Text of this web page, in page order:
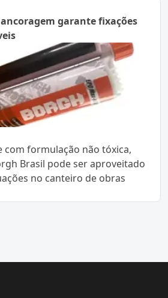
garante fixações
com formulação não tóxica,
Brasil pode ser aproveitado
no canteiro de obras